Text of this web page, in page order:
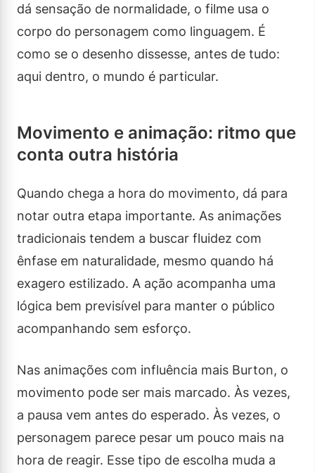
dá sensação de normalidade, o filme usa o
corpo do personagem como linguagem. É
como se o desenho dissesse, antes de tudo:
aqui dentro, o mundo é particular.
Movimento e animação: ritmo que
conta outra história
Quando chega a hora do movimento, dá para
notar outra etapa importante. As animações
tradicionais tendem a buscar fluidez com
ênfase em naturalidade, mesmo quando há
exagero estilizado. A ação acompanha uma
lógica bem previsível para manter o público
acompanhando sem esforço.
Nas animações com influência mais Burton, o
movimento pode ser mais marcado. Às vezes,
a pausa vem antes do esperado. Às vezes, o
personagem parece pesar um pouco mais na
hora de reagir. Esse tipo de escolha muda a